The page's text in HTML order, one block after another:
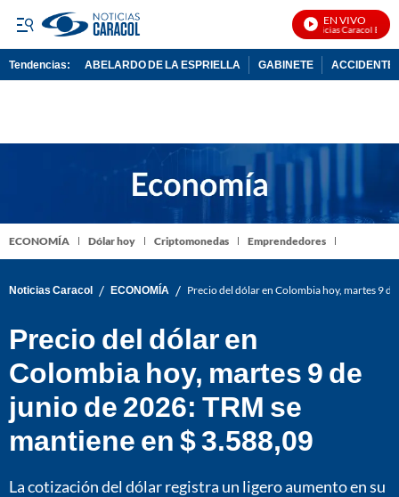
EN VIVO
Noticias Caracol En Vivo
Tendencias: ABELARDO DE LA ESPRIELLA GABINETE ACCIDENTE
ECONOMÍA Dólar hoy Criptomonedas Emprendedores
Noticias Caracol / ECONOMÍA / Precio del dólar en Colombia hoy, martes 9
Precio del dólar en
Colombia hoy, martes 9 de
junio de 2026: TRM se
mantiene en $ 3.588,09
La cotización del dólar registra un ligero aumento en su